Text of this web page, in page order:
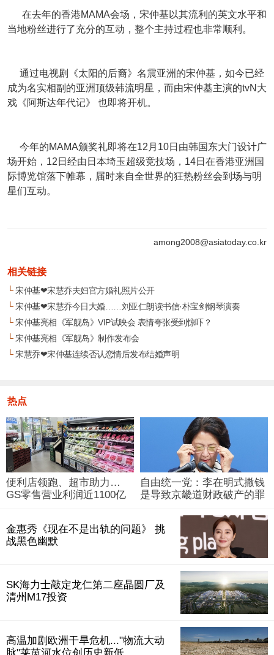
在去年的香港MAMA会场，宋仲基以其流利的英文水平和
当地粉丝进行了充分的互动，整个主持过程也非常顺利。
通过电视剧《太阳的后裔》名震亚洲的宋仲基，如今已经
成为名实相副的亚洲顶级韩流明星，而由宋仲基主演的tvN大
戏《阿斯达年代记》 也即将开机。
今年的MAMA颁奖礼即将在12月10日由韩国东大门设计广
场开始，12日经由日本埼玉超级竞技场，14日在香港亚洲国
际博览馆落下帷幕，届时来自全世界的狂热粉丝会到场与明
星们互动。
among2008@asiatoday.co.kr
相关链接
└宋仲基❤宋慧乔夫妇官方婚礼照片公开
└宋仲基❤宋慧乔今日大婚……刘亚仁朗读书信·朴宝剑钢琴演奏
└宋仲基亮相《军舰岛》VIP试映会 表情夸张受到惊吓？
└宋仲基亮相《军舰岛》制作发布会
└宋慧乔❤宋仲基连续否认恋情后发布结婚声明
热点
便利店领跑、超市助力…
GS零售营业利润近1100亿
自由统一党：李在明式撒钱
是导致京畿道财政破产的罪
金惠秀《现在不是出轨的问题》 挑
战黑色幽默
SK海力士敲定龙仁第二座晶圆厂及
清州M17投资
高温加剧欧洲干旱危机..."物流大动